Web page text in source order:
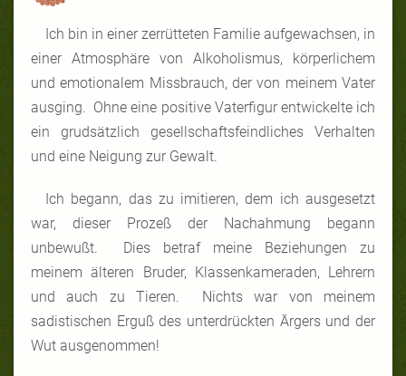
Ich bin in einer zerrütteten Familie aufgewachsen, in
einer Atmosphäre von Alkoholismus, körperlichem
und emotionalem Missbrauch, der von meinem Vater
ausging. Ohne eine positive Vaterfigur entwickelte ich
ein grudsätzlich gesellschaftsfeindliches Verhalten
und eine Neigung zur Gewalt.
Ich begann, das zu imitieren, dem ich ausgesetzt
war, dieser Prozeß der Nachahmung begann
unbewußt. Dies betraf meine Beziehungen zu
meinem älteren Bruder, Klassenkameraden, Lehrern
und auch zu Tieren. Nichts war von meinem
sadistischen Erguß des unterdrückten Ärgers und der
Wut ausgenommen!